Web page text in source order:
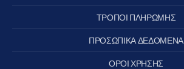
ΤΡΟΠΟΙ ΠΛΗΡΩΜΗΣ
ΠΡΟΣΩΠΙΚΑ ΔΕΔΟΜΕΝΑ
ΟΡΟΙ ΧΡΗΣΗΣ